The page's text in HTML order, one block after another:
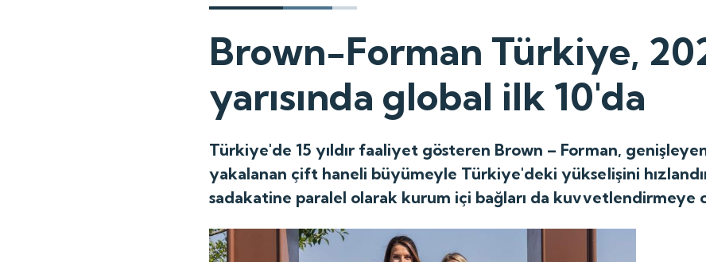
Brown-Forman Türkiye,
yarısında global ilk 10'da
Türkiye'de 15 yıldır faaliyet gösteren Brown – Forman, genişleyen
yakalanan çift haneli büyümeyle Türkiye'deki yükselişini
sadakatine paralel olarak kurum içi bağları da kuvvetlendirmeye